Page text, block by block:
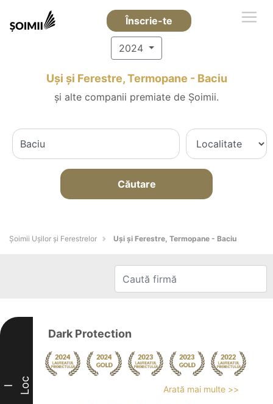
Înscrie-te
2024
Uși și Ferestre, Termopane - Baciu
și alte companii premiate de Șoimii.
Căutare
Șoimii Ușilor și Ferestrelor Uși și Ferestre, Termopane - Baciu
I Loc
Dark Protection
Arată mai multe >>